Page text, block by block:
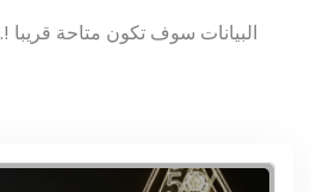
البيانات سوف تكون متاحة قريبا !.